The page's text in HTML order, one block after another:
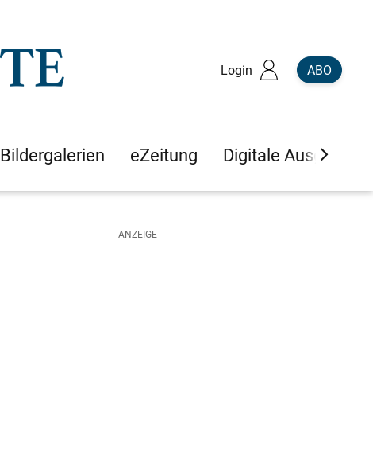
Login ABO
Bildergalerien eZeitung Digitale Ausgaben